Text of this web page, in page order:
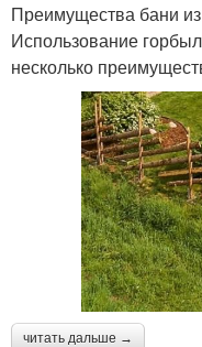
Преимущества бани
Использование
несколько
читать дальше →